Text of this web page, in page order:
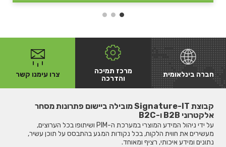
חברה בינלאומית
מרכז תמיכה
והדרכה
צרו עימנו קשר
קבוצת Signature-IT מובילה ביישום פתרונות מסחר
אלקטרוני B2B ו-B2C
על ידי ניהול המידע המוצרי במערכת ה-PIM ושיתופו בכל הערוצים,
מעשירים את חווית הלקוח, בכל נקודות המגע בהתבסס על תוכן עשיר,
נתונים ומידע איכותי, רציף ומאוחד.